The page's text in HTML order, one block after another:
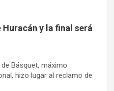
y la final será
Básquet, máximo
hizo lugar al reclamo de